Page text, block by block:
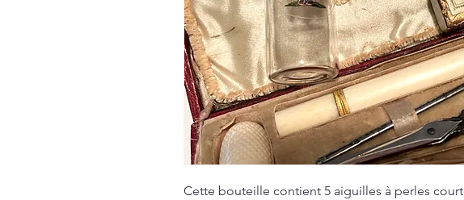
Cette bouteille contient 5 aiguilles à perles